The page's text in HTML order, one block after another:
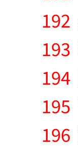
192
193
194
195
196